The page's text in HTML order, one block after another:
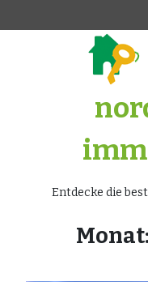
Entdecke die
Monat: